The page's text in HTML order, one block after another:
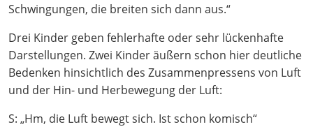
Schwingungen, die breiten sich dann aus.“
Drei Kinder geben fehlerhafte oder sehr lückenhafte
Darstellungen. Zwei Kinder äußern schon hier deutliche
Bedenken hinsichtlich des Zusammenpressens von Luft
und der Hin- und Herbewegung der Luft:
S: „Hm, die Luft bewegt sich. Ist schon komisch“